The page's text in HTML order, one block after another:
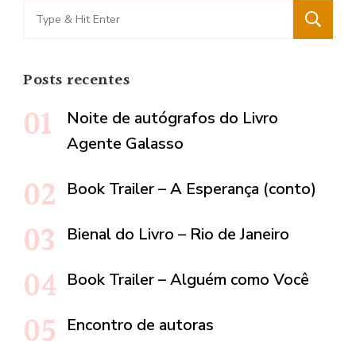
Search
for:
Posts recentes
Noite de autógrafos do Livro
Agente Galasso
Book Trailer – A Esperança (conto)
Bienal do Livro – Rio de Janeiro
Book Trailer – Alguém como Você
Encontro de autoras